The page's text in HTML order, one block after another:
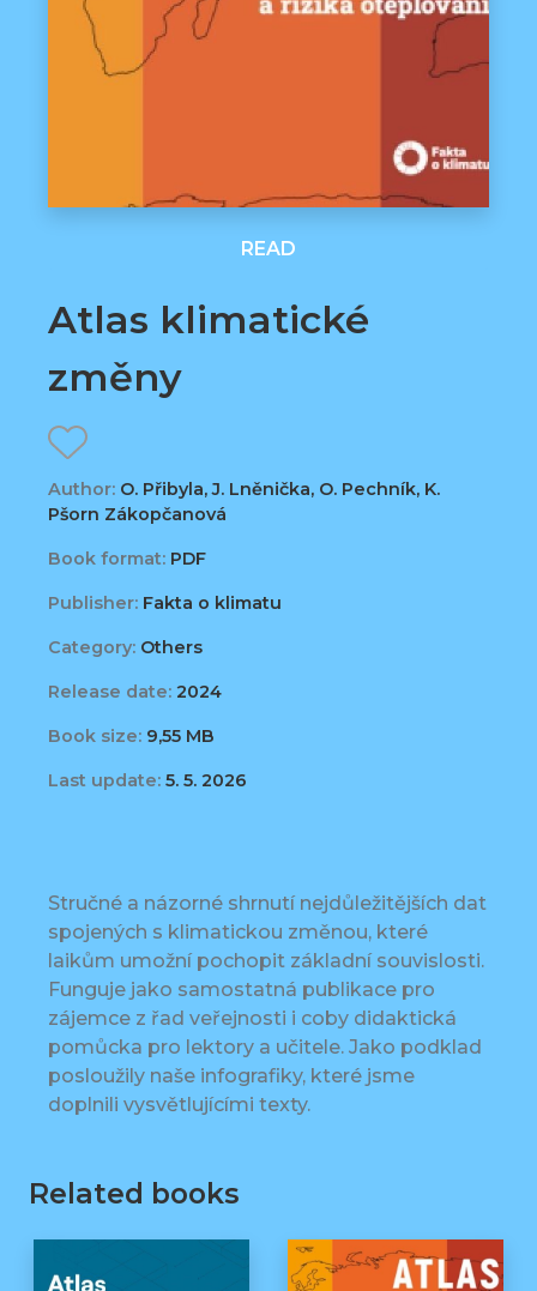
READ
Atlas klimatické
změny
Author: O. Přibyla, J. Lněnička, O. Pechník, K.
Pšorn Zákopčanová
Book format: PDF
Publisher: Fakta o klimatu
Category: Others
Release date: 2024
Book size: 9,55 MB
Last update: 5. 5. 2026
Stručné a názorné shrnutí nejdůležitějších dat
spojených s klimatickou změnou, které
laikům umožní pochopit základní souvislosti.
Funguje jako samostatná publikace pro
zájemce z řad veřejnosti i coby didaktická
pomůcka pro lektory a učitele. Jako podklad
posloužily naše infografiky, které jsme
doplnili vysvětlujícími texty.
Related books